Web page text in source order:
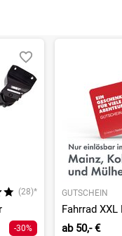
(28)*
-30%
GUTSCHEIN
Fahrrad XXL
ab50,- €